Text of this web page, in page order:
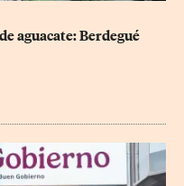
aguacate: Berdegué